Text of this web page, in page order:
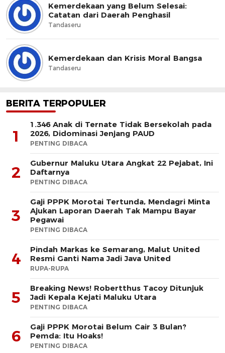
Kemerdekaan yang Belum Selesai:
Catatan dari Daerah Penghasil
Tandaseru
Kemerdekaan dan Krisis Moral Bangsa
Tandaseru
BERITA TERPOPULER
1
1.346 Anak di Ternate Tidak Bersekolah pada
2026, Didominasi Jenjang PAUD
PENTING DIBACA
2
Gubernur Maluku Utara Angkat 22 Pejabat, Ini
Daftarnya
PENTING DIBACA
3
Gaji PPPK Morotai Tertunda, Mendagri Minta
Ajukan Laporan Daerah Tak Mampu Bayar
Pegawai
PENTING DIBACA
4
Pindah Markas ke Semarang, Malut United
Resmi Ganti Nama Jadi Java United
RUPA-RUPA
5
Breaking News! Robertthus Tacoy Ditunjuk
Jadi Kepala Kejati Maluku Utara
PENTING DIBACA
6
Gaji PPPK Morotai Belum Cair 3 Bulan?
Pemda: Itu Hoaks!
PENTING DIBACA